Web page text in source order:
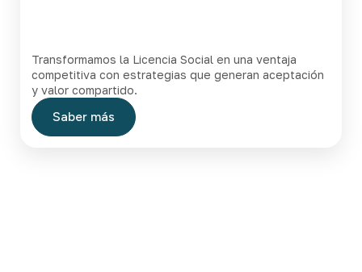
Transformamos la Licencia Social en una ventaja
competitiva con estrategias que generan aceptación
y valor compartido.
Saber más